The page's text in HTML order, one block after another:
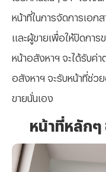
หน้าที่ในการจัดการเอก
และผู้ขายเพื่อให้ปิดการ
หน้าอสังหาฯ จะได้รับค่
อสังหาฯ จะรับหน้าที่ช่ว
ขายนั่นเอง
หน้าที่หลักๆ